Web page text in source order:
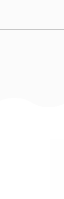
inhoud